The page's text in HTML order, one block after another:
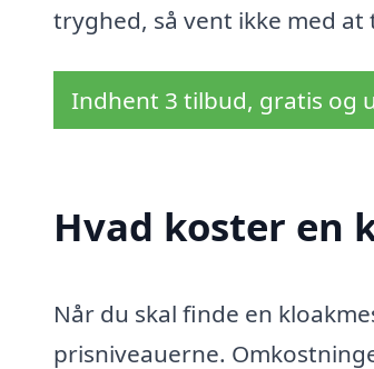
tryghed, så vent ikke med
Indhent 3 tilbud, gratis og
Hvad koster en
Når du skal finde en
prisniveauerne.